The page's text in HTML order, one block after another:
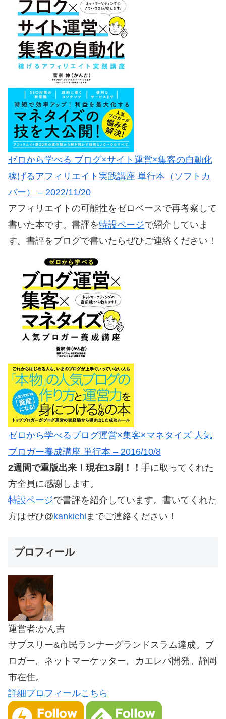
ゼロから学べる ブログ×サイト運営×集客の自動化
稼げるアフィリエイト実践講座 単行本（ソフトカ
バー） – 2022/11/20
アフィリエイトの可能性をゼロベースで再考察して
書いた本です。書評を特設ページで紹介していま
す。書評をブログで書いたらぜひご連絡ください！
ゼロから学べるブログ運営×集客×マネタイズ 人気
ブロガー養成講座 単行本 – 2016/10/8
2週間で重版出来！現在13刷！！ 手に取ってくれた
方全員に感謝します。
特設ページで書評を紹介しています。書いてくれた
方はぜひ@kankichi までご連絡ください！
プロフィール
運営者:かん吉
サブスリー&市民ランナーグランドスラム達成。ブ
ロガー。ネットマーケッター。カエレバ開発。静岡
市在住。
詳細プロフィールこちら